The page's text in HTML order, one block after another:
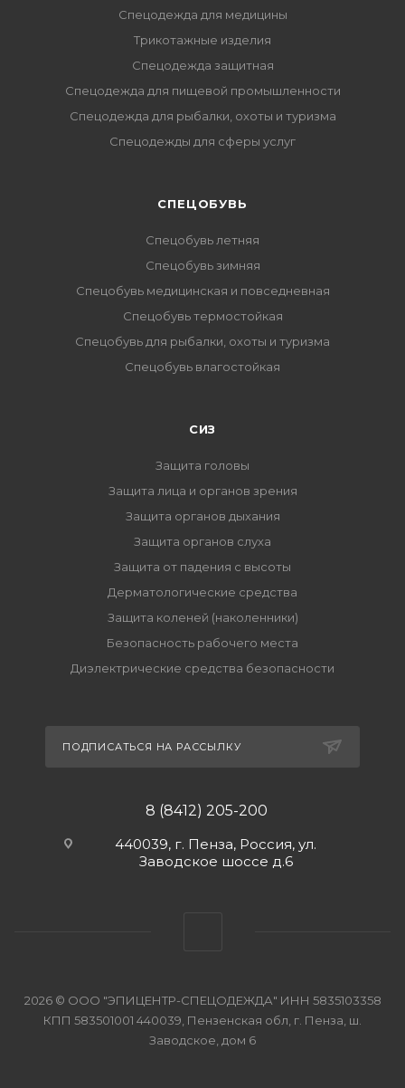
Спецодежда для медицины
Трикотажные изделия
Спецодежда защитная
Спецодежда для пищевой промышленности
Спецодежда для рыбалки, охоты и туризма
Спецодежды для сферы услуг
CПЕЦОБУВЬ
Спецобувь летняя
Спецобувь зимняя
Спецобувь медицинская и повседневная
Спецобувь термостойкая
Спецобувь для рыбалки, охоты и туризма
Спецобувь влагостойкая
СИЗ
Защита головы
Защита лица и органов зрения
Защита органов дыхания
Защита органов слуха
Защита от падения с высоты
Дерматологические средства
Защита коленей (наколенники)
Безопасность рабочего места
Диэлектрические средства безопасности
ПОДПИСАТЬСЯ НА РАССЫЛКУ
8 (8412) 205-200
440039, г. Пенза, Россия, ул.
Заводское шоссе д.6
2026 © ООО "ЭПИЦЕНТР-СПЕЦОДЕЖДА" ИНН 5835103358
КПП 583501001 440039, Пензенская обл, г. Пенза, ш.
Заводское, дом 6